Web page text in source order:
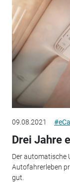
09.08.2021 #eCall
Drei Jahre
Der automatische
Autofahrerleben
gut.